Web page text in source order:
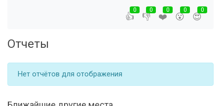
👍
0
👎
0
❤️
0
😮
0
😍
0
Отчеты
Нет отчётов для отображения